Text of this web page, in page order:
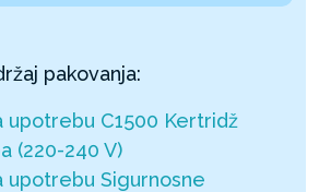
pakovanja:
upotrebu C1500 Kertridž
(220-240 V)
upotrebu Sigurnosne